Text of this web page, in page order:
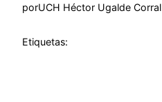
porUCH Héctor Ugalde Corral
Etiquetas: